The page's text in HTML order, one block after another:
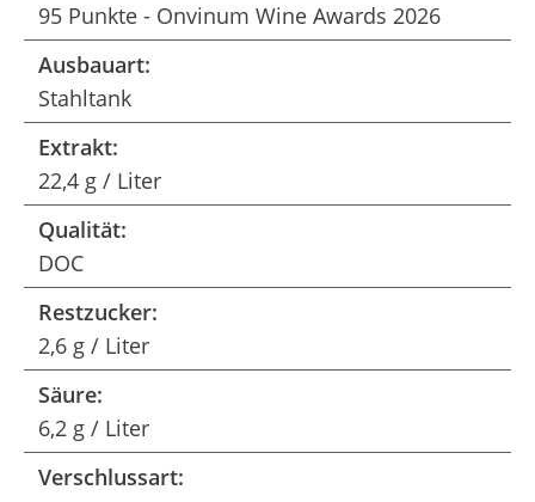
95 Punkte - Onvinum Wine Awards 2026
Ausbauart:
Stahltank
Extrakt:
22,4 g / Liter
Qualität:
DOC
Restzucker:
2,6 g / Liter
Säure:
6,2 g / Liter
Verschlussart: